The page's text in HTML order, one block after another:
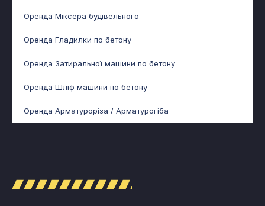
Оренда Міксера будівельного
Оренда Гладилки по бетону
Оренда Затиральної машини по бетону
Оренда Шліф машини по бетону
Оренда Арматуроріза / Арматурогіба